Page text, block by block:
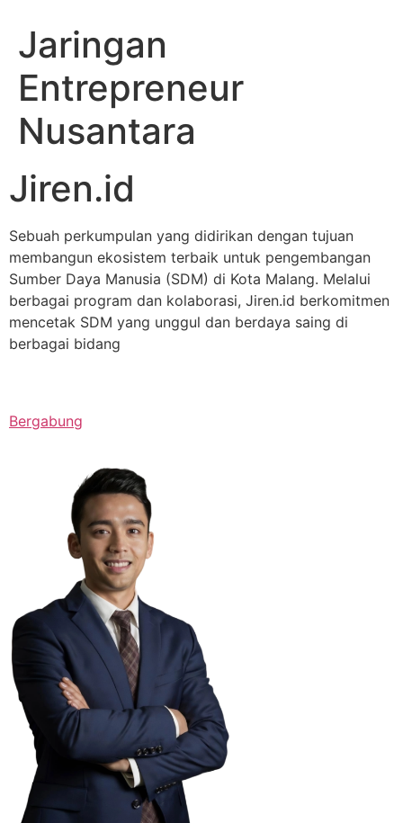
Jaringan
Entrepreneur
Nusantara
Jiren.id
Sebuah perkumpulan yang didirikan dengan tujuan
membangun ekosistem terbaik untuk pengembangan
Sumber Daya Manusia (SDM) di Kota Malang. Melalui
berbagai program dan kolaborasi, Jiren.id berkomitmen
mencetak SDM yang unggul dan berdaya saing di
berbagai bidang
Bergabung